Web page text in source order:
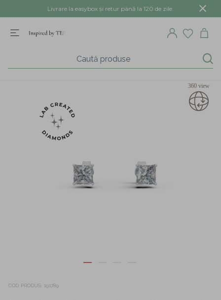
Livrare la easybox și retur până la 120 de zile.
360 view
COD PRODUS 191789